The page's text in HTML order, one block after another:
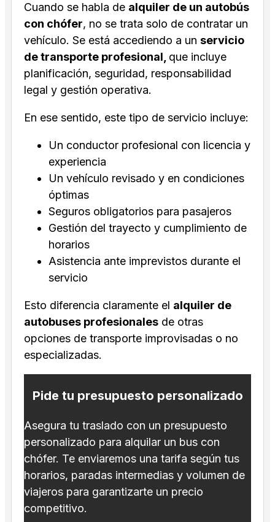
Cuando se habla de alquiler de un autobús
con chófer, no se trata solo de contratar un
vehículo. Se está accediendo a un servicio
de transporte profesional, que incluye
planificación, seguridad, responsabilidad
legal y gestión operativa.
En ese sentido, este tipo de servicio incluye:
Un conductor profesional con licencia y
experiencia
Un vehículo revisado y en condiciones
óptimas
Seguros obligatorios para pasajeros
Gestión del trayecto y cumplimiento de
horarios
Asistencia ante imprevistos durante el
servicio
Esto diferencia claramente el alquiler de
autobuses profesionales de otras
opciones de transporte improvisadas o no
especializadas.
Pide tu presupuesto personalizado
Asegura tu traslado con un presupuesto
personalizado para alquilar un bus con
chófer. Te enviaremos una tarifa según tus
horarios, paradas intermedias y volumen de
viajeros para garantizarte un precio
competitivo.